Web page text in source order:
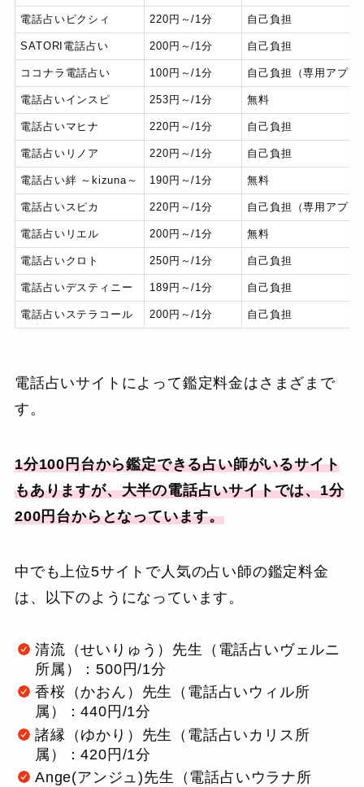
電話占いピクシィ 220円～/1分 自己負担
SATORI電話占い 200円～/1分 自己負担
ココナラ電話占い 100円～/1分 自己負担（専用アプリ
電話占いインスピ 253円～/1分 無料
電話占いマヒナ 220円～/1分 自己負担
電話占いリノア 220円～/1分 自己負担
電話占い絆 ～kizuna～ 190円～/1分 無料
電話占いスピカ 220円～/1分 自己負担（専用アプリ
電話占いリエル 200円～/1分 無料
電話占いクロト 250円～/1分 自己負担
電話占いデスティニー 189円～/1分 自己負担
電話占いステラコール 200円～/1分 自己負担
電話占いサイトによって鑑定料金はさまざまで
す。
1分100円台から鑑定できる占い師がいるサイト
もありますが、大半の電話占いサイトでは、1分
200円台からとなっています。
中でも上位5サイトで人気の占い師の鑑定料金
は、以下のようになっています。
清流（せいりゅう）先生（電話占いヴェルニ
所属）：500円/1分
香桜（かおん）先生（電話占いウィル所
属）：440円/1分
諸縁（ゆかり）先生（電話占いカリス所
属）：420円/1分
Ange(アンジュ)先生（電話占いウラナ所